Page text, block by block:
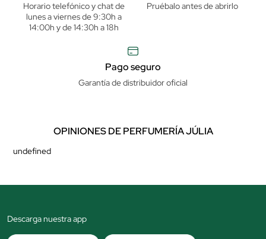
Horario telefónico y chat de
lunes a viernes de 9:30h a
14:00h y de 14:30h a 18h
Pruébalo antes de abrirlo
Pago seguro
Garantía de distribuidor oficial
OPINIONES DE PERFUMERÍA JÚLIA
undefined
Descarga nuestra app